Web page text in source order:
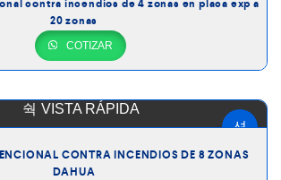
contra incendios de 4 zonas en placa exp a
20 zonas
COTIZAR
VISTA RÁPIDA
CONTRA INCENDIOS DE 8 ZONAS
DAHUA